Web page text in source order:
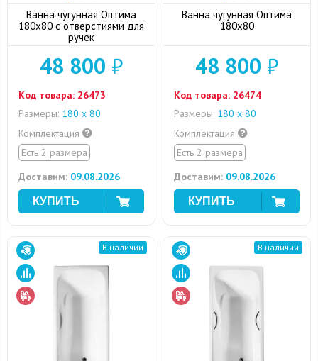
Ванна чугунная Оптима
180x80 с отверстиями для
ручек
48 800 ₽
Код товара: 26473
Размеры: 180 x 80
Комплектация
Есть 2 размера
Доставим: 09.08.2026
Ванна чугунная Оптима
180x80
48 800 ₽
Код товара: 26474
Размеры: 180 x 80
Комплектация
Есть 2 размера
Доставим: 09.08.2026
В наличии В наличии